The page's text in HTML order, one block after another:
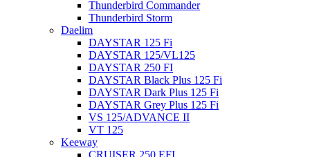
Thunderbird Commander
Thunderbird Storm
Daelim
DAYSTAR 125 Fi
DAYSTAR 125/VL125
DAYSTAR 250 FI
DAYSTAR Black Plus 125 Fi
DAYSTAR Dark Plus 125 Fi
DAYSTAR Grey Plus 125 Fi
VS 125/ADVANCE II
VT 125
Keeway
CRUISER 250 EFI